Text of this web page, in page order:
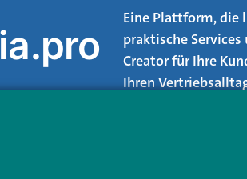
Eine Plattform,
praktische
Creator für Ihre
Ihren